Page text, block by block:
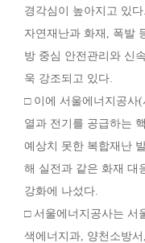
경각심이 높아지고 있
자연재난과 화재, 폭발
방 중심 안전관리와 신
욱 강조되고 있다.
□ 이에 서울에너지공사
열과 전기를 공급하는
예상치 못한 복합재난
해 실전과 같은 화재 대
강화에 나섰다.
□ 서울에너지공사는 서
색에너지과, 양천소방